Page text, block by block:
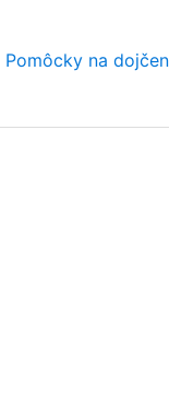
Pomôcky na